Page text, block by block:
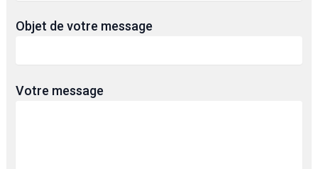
Objet de votre message
Votre message